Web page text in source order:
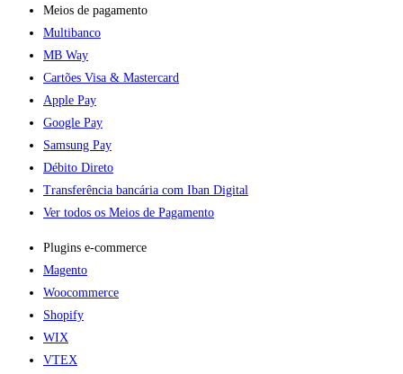
Meios de pagamento
Multibanco
MB Way
Cartões Visa & Mastercard
Apple Pay
Google Pay
Samsung Pay
Débito Direto
Transferência bancária com Iban Digital
Ver todos os Meios de Pagamento
Plugins e-commerce​
Magento
Woocommerce
Shopify
WIX
VTEX